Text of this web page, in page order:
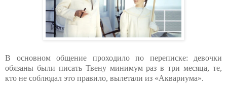
В основном общение проходило по переписке: девочки
обязаны были писать Твену минимум раз в три месяца, те,
кто не соблюдал это правило, вылетали из «Аквариума».